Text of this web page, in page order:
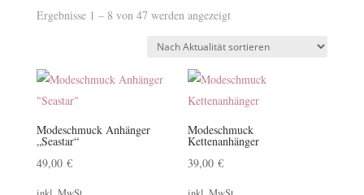
Ergebnisse 1 – 8 von 47 werden angezeigtNach
sortiert
Modeschmuck Anhänger
„Seastar“
49,00 €
Modeschmuck
Kettenanhänger
39,00€